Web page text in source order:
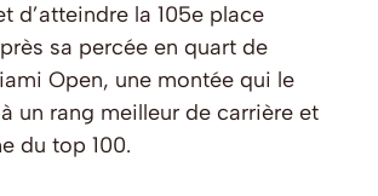
d’atteindre la 105e place
sa percée en quart de
Open, une montée qui le
un rang meilleur de carrière et
du top 100.